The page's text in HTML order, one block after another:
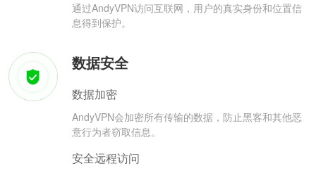
通过AndyVPN访问互联网，用户的真实身份和位置信
息得到保护。
数据安全
数据加密
AndyVPN会加密所有传输的数据，防止黑客和其他恶
意行为者窃取信息。
安全远程访问